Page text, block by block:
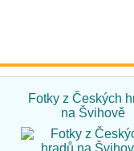
Fotky z Českých
na Švihově